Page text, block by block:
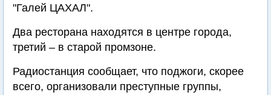
"Галей ЦАХАЛ".
Два ресторана находятся в центре города,
третий – в старой промзоне.
Радиостанция сообщает, что поджоги, скорее
всего, организовали преступные группы,